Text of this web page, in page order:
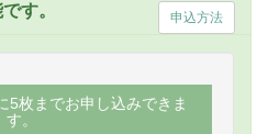
申込方法
す。
5枚までお申し込みできま
す。